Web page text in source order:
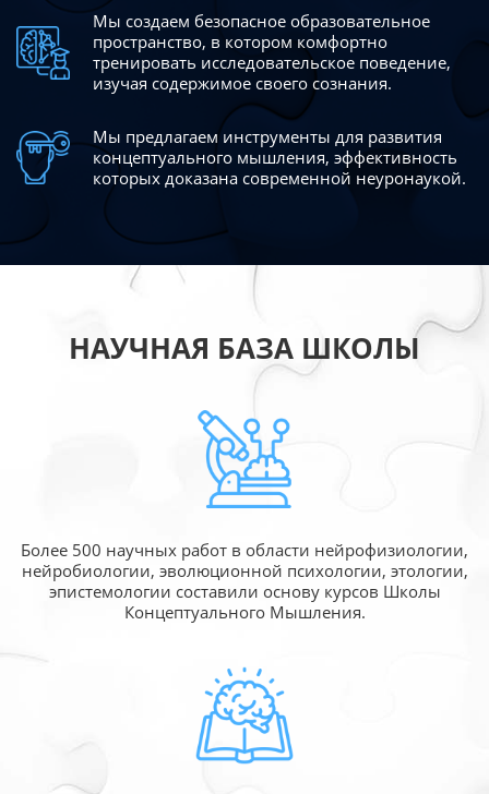
Мы создаем безопасное образовательное
пространство, в котором комфортно
тренировать исследовательское поведение,
изучая содержимое своего сознания.
Мы предлагаем инструменты для развития
концептуального мышления, эффективность
которых доказана современной неуронаукой.
НАУЧНАЯ БАЗА ШКОЛЫ
Более 500 научных работ в области нейрофизиологии,
нейробиологии, эволюционной психологии, этологии,
эпистемологии составили основу курсов Школы
Концептуального Мышления.